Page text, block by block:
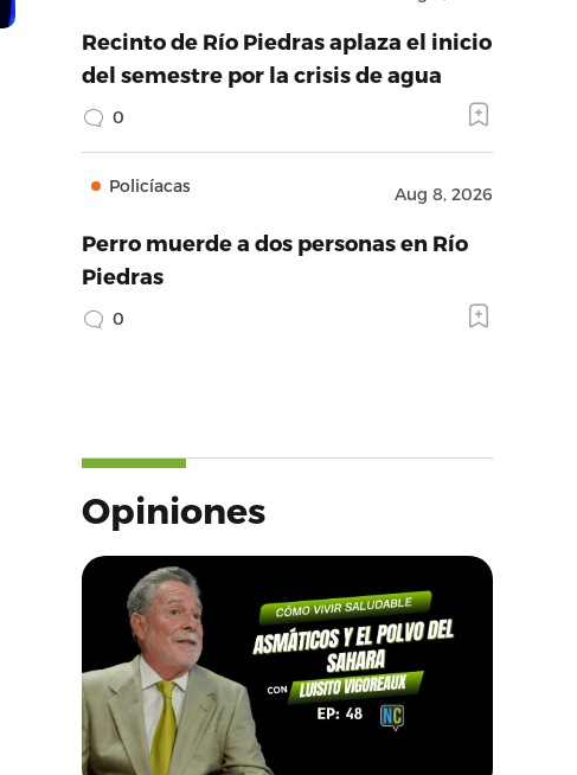
Recinto de Río Piedras aplaza el inicio
del semestre por la crisis de agua
0
Policíacas Aug 8, 2026
Perro muerde a dos personas en Río
Piedras
0
Opiniones